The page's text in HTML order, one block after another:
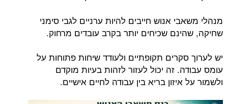
מנהלי משאבי אנוש חייבים להיות ערניים לגבי סימני
שחיקה, שהינם שכיחים יותר בקרב עובדים מרחוק.
יש לערוך סקרים תקופתיים ולעודד שיחות פתוחות על
עומס עבודה. זה יכול לעזור לזהות בעיות מוקדם
ולשמור על איזון בריא בין עבודה לחיים אישיים.